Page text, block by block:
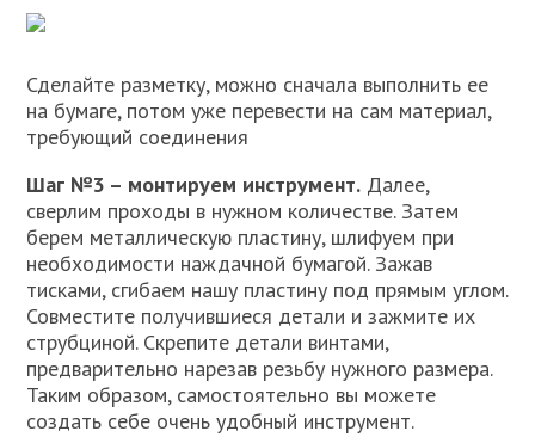
Сделайте разметку, можно сначала выполнить ее
на бумаге, потом уже перевести на сам материал,
требующий соединения
Шаг №3 – монтируем инструмент. Далее,
сверлим проходы в нужном количестве. Затем
берем металлическую пластину, шлифуем при
необходимости наждачной бумагой. Зажав
тисками, сгибаем нашу пластину под прямым углом.
Совместите получившиеся детали и зажмите их
струбциной. Скрепите детали винтами,
предварительно нарезав резьбу нужного размера.
Таким образом, самостоятельно вы можете
создать себе очень удобный инструмент.